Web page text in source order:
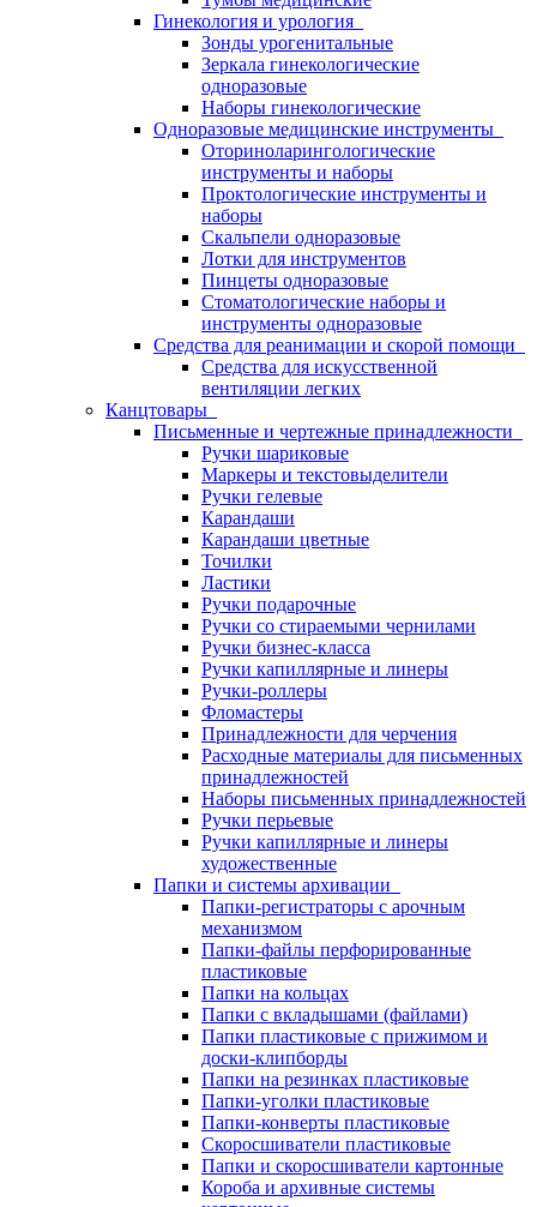
Гинекология и урология
Зонды урогенитальные
Зеркала гинекологические
одноразовые
Наборы гинекологические
Одноразовые медицинские инструменты
Оториноларингологические
инструменты и наборы
Проктологические инструменты и
наборы
Скальпели одноразовые
Лотки для инструментов
Пинцеты одноразовые
Стоматологические наборы и
инструменты одноразовые
Средства для реанимации и скорой помощи
Средства для искусственной
вентиляции легких
Канцтовары
Письменные и чертежные принадлежности
Ручки шариковые
Маркеры и текстовыделители
Ручки гелевые
Карандаши
Карандаши цветные
Точилки
Ластики
Ручки подарочные
Ручки со стираемыми чернилами
Ручки бизнес-класса
Ручки капиллярные и линеры
Ручки-роллеры
Фломастеры
Принадлежности для черчения
Расходные материалы для письменных
принадлежностей
Наборы письменных принадлежностей
Ручки перьевые
Ручки капиллярные и линеры
художественные
Папки и системы архивации
Папки-регистраторы с арочным
механизмом
Папки-файлы перфорированные
пластиковые
Папки на кольцах
Папки с вкладышами (файлами)
Папки пластиковые с прижимом и
доски-клипборды
Папки на резинках пластиковые
Папки-уголки пластиковые
Папки-конверты пластиковые
Скоросшиватели пластиковые
Папки и скоросшиватели картонные
Короба и архивные системы